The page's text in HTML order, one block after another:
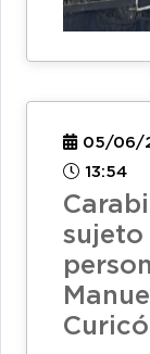
05/06/
13:54
sujeto
Curicó